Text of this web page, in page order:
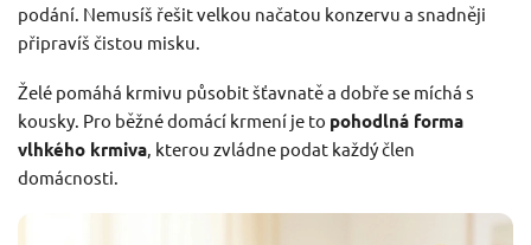
podání. Nemusíš řešit velkou načatou konzervu a snadněji
připravíš čistou misku.
Želé pomáhá krmivu působit šťavnatě a dobře se míchá s
kousky. Pro běžné domácí krmení je to pohodlná forma
vlhkého krmiva , kterou zvládne podat každý člen
domácnosti.